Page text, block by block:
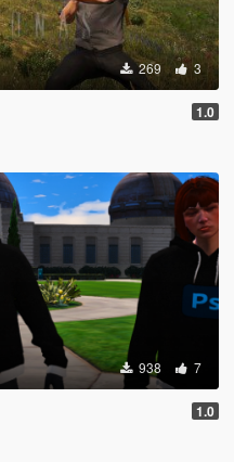
269 3
1.0
938 7
1.0